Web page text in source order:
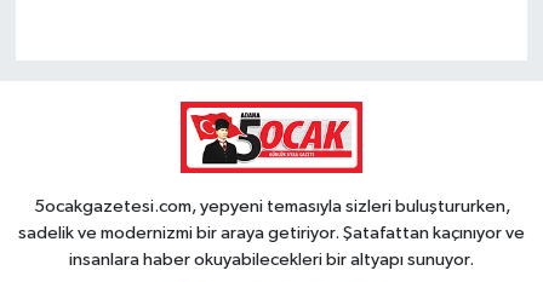
5ocakgazetesi.com, yepyeni temasıyla sizleri buluştururken,
sadelik ve modernizmi bir araya getiriyor. Şatafattan kaçınıyor ve
insanlara haber okuyabilecekleri bir altyapı sunuyor.